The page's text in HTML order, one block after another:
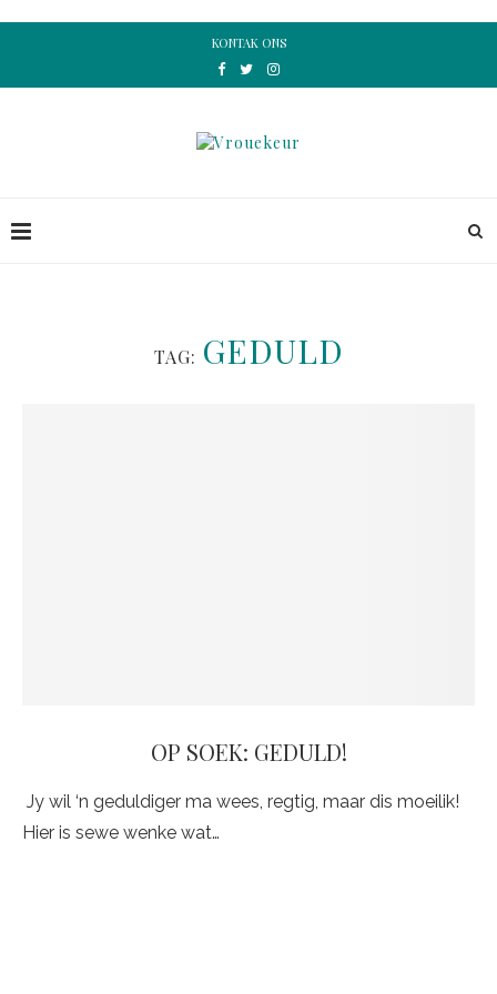
KONTAK ONS
TAG: GEDULD
OP SOEK: GEDULD!
Jy wil ‘n geduldiger ma wees, regtig, maar dis moeilik!
Hier is sewe wenke wat…